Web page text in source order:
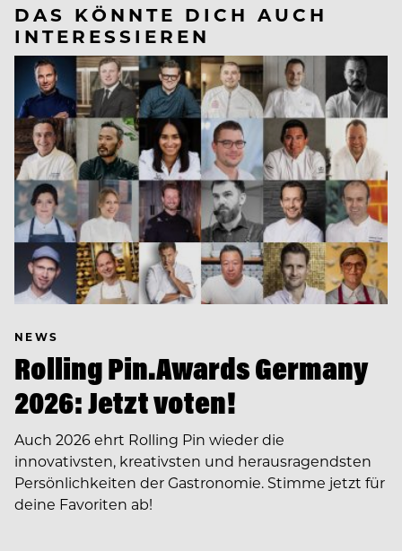
DAS KÖNNTE DICH AUCH
INTERESSIEREN
NEWS
Rolling Pin.Awards Germany
2026: Jetzt voten!
Auch 2026 ehrt Rolling Pin wieder die
innovativsten, kreativsten und herausragendsten
Persönlichkeiten der Gastronomie. Stimme jetzt für
deine Favoriten ab!